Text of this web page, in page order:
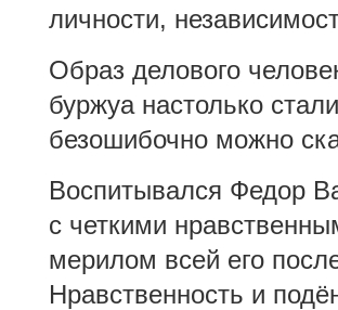
личности,
Образ делового
буржуа настолько
безошибочно можно
Воспитывался Федор
с четкими
мерилом всей его
Нравственность и